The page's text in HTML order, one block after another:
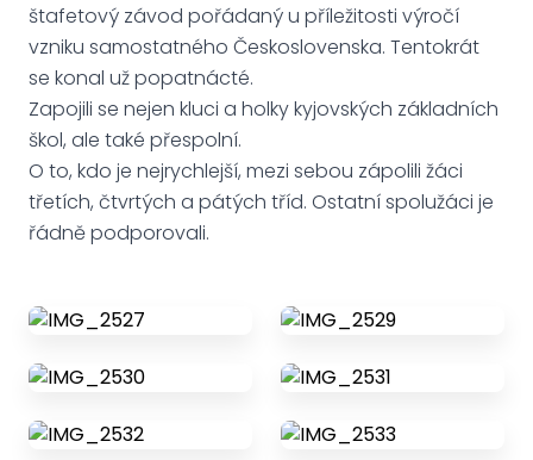
štafetový závod pořádaný u příležitosti výročí
vzniku samostatného Československa. Tentokrát
se konal už popatnácté.
Zapojili se nejen kluci a holky kyjovských základních
škol, ale také přespolní.
O to, kdo je nejrychlejší, mezi sebou zápolili žáci
třetích, čtvrtých a pátých tříd. Ostatní spolužáci je
řádně podporovali.